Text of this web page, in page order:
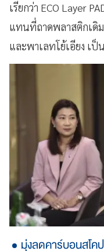
เรียกว่า ECO Layer
แทนที่ถาดพลาสติกเดิ
และพาเลทโย้เอียง เป็
มุ่งลดคาร์บอนสโค